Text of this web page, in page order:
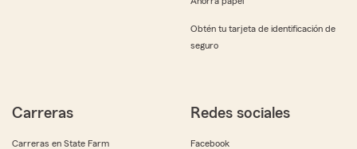
Obtén tu tarjeta de identificación de
seguro
Carreras
Carreras en State Farm
Redes sociales
Facebook